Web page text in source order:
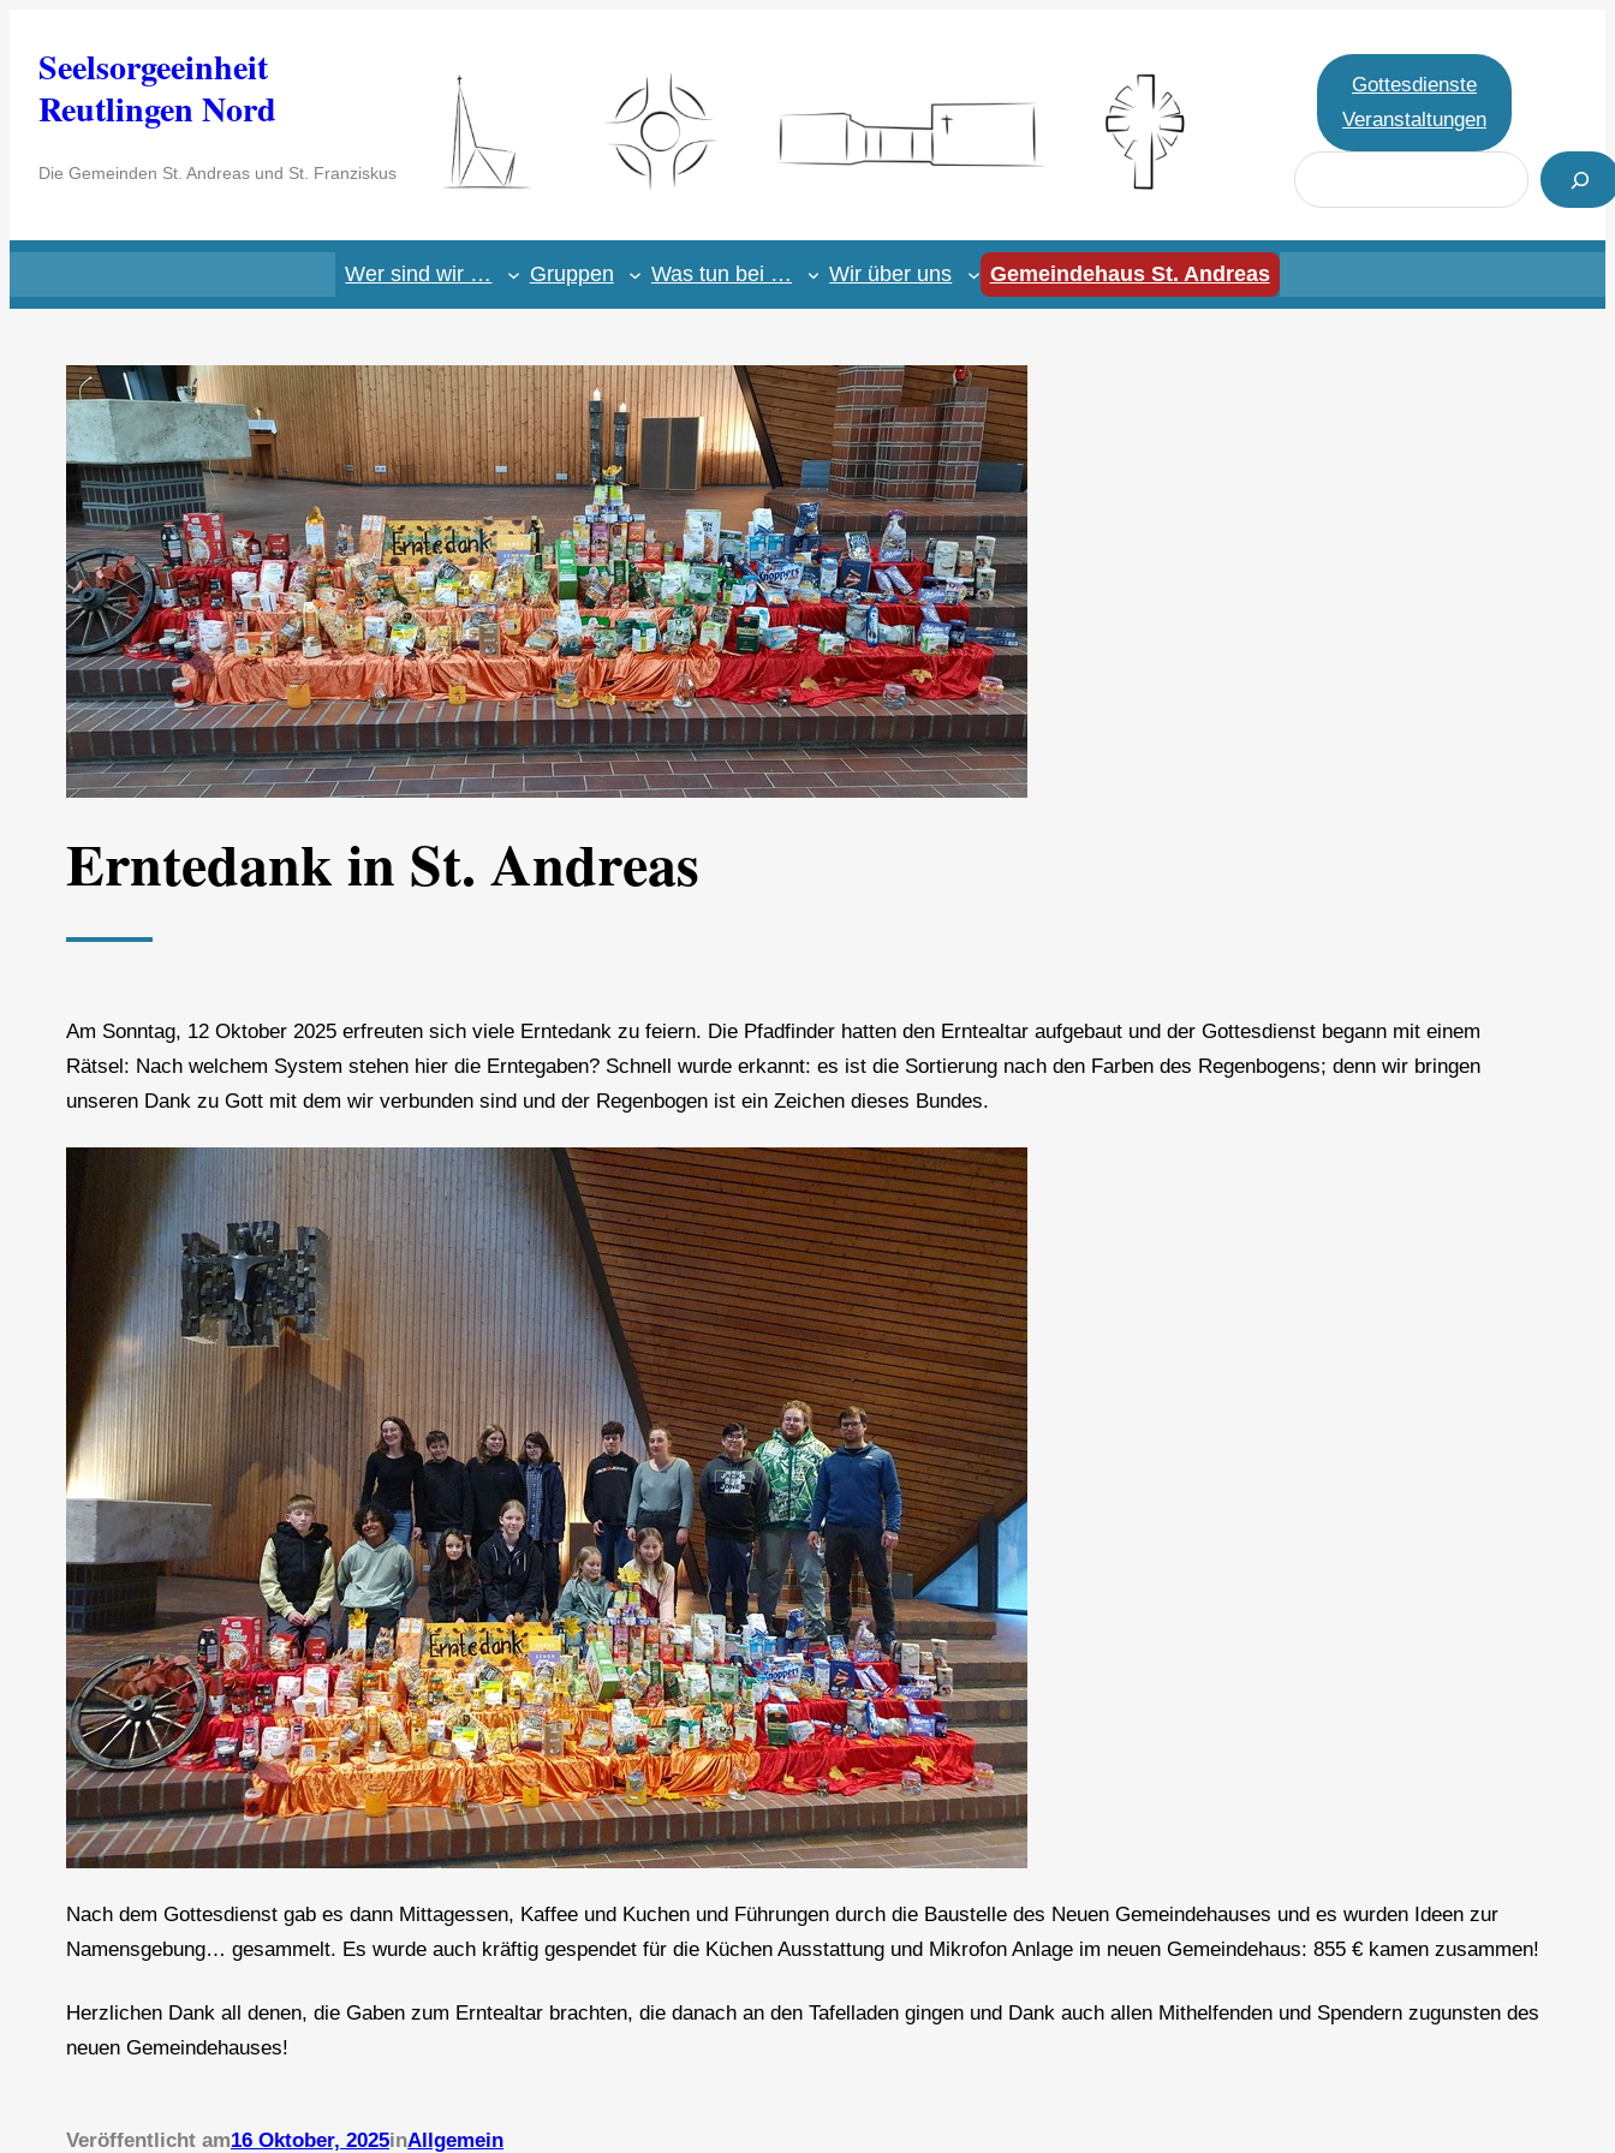
Inhalt
springen
Seelsorgeeinheit
Reutlingen Nord
Die Gemeinden St. Andreas und St. Franziskus
Gottesdienste
Veranstaltungen
S
u
c
e
Wer sind wir … Gruppen Was tun bei … Wir über uns Gemeindehaus St. Andreas
Erntedank in St. Andreas
Am Sonntag, 12 Oktober 2025 erfreuten sich viele Erntedank zu feiern. Die Pfadfinder hatten den Erntealtar aufgebaut und der Gottesdienst begann mit einem
Rätsel: Nach welchem System stehen hier die Erntegaben? Schnell wurde erkannt: es ist die Sortierung nach den Farben des Regenbogens; denn wir bringen
unseren Dank zu Gott mit dem wir verbunden sind und der Regenbogen ist ein Zeichen dieses Bundes.
Nach dem Gottesdienst gab es dann Mittagessen, Kaffee und Kuchen und Führungen durch die Baustelle des Neuen Gemeindehauses und es wurden Ideen zur
Namensgebung… gesammelt. Es wurde auch kräftig gespendet für die Küchen Ausstattung und Mikrofon Anlage im neuen Gemeindehaus: 855 € kamen zusammen!
Herzlichen Dank all denen, die Gaben zum Erntealtar brachten, die danach an den Tafelladen gingen und Dank auch allen Mithelfenden und Spendern zugunsten des
neuen Gemeindehauses!
Veröffentlicht am16 Oktober, 2025inAllgemein